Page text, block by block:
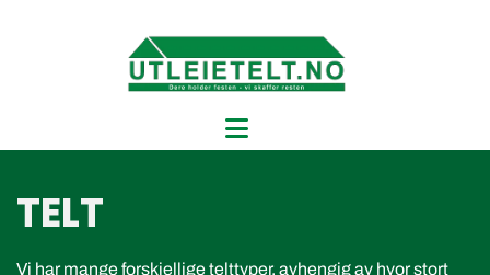
TELT
Vi har mange forskjellige telttyper, avhengigav hvorstort